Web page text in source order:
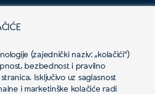
(zajednički naziv: „kolačići“)
bezbednost i pravilno
Isključivo uz saglasnost
i marketinške kolačiće radi